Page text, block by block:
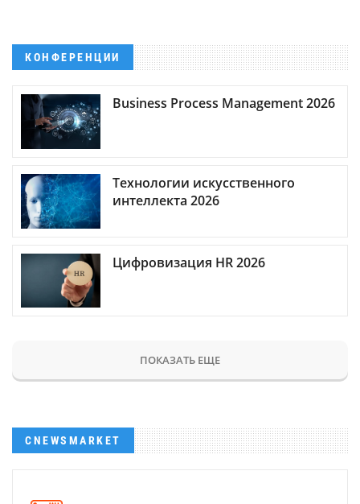
КОНФЕРЕНЦИИ
Business Process Management 2026
Технологии искусственного
интеллекта 2026
Цифровизация HR 2026
ПОКАЗАТЬ ЕЩЕ
CNEWSMARKET